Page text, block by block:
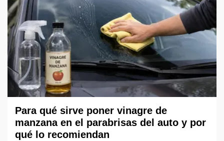
Para qué sirve poner vinagre de
manzana en el parabrisas del auto y por
qué lo recomiendan